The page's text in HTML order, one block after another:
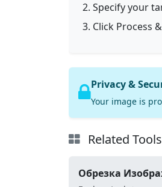
Specify your
Click Process
Privacy &
Your image is
Related Tools
Обрезка